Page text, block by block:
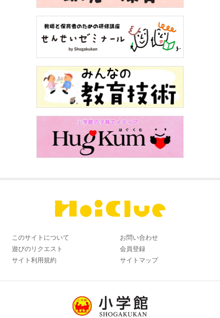
このサイトについて
お問い合わせ
遊びのリクエスト
会員登録
サイト利用規約
サイトマップ